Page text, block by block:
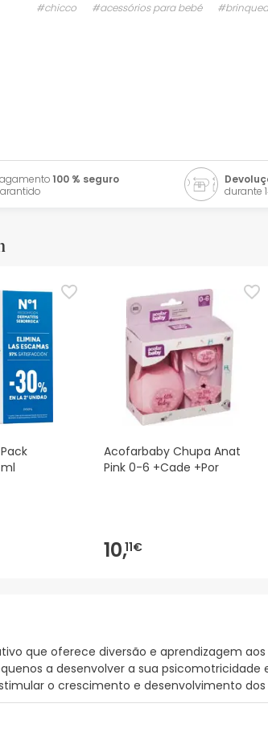
#chicco
#acessórios para bebé
100 % seguro
durante
Acofarbaby Chupa Anat
Pink 0-6 +Cade +Por
10,11€
que oferece diversão e aprendizagem
a desenvolver a sua
o crescimento e desenvolvimento dos